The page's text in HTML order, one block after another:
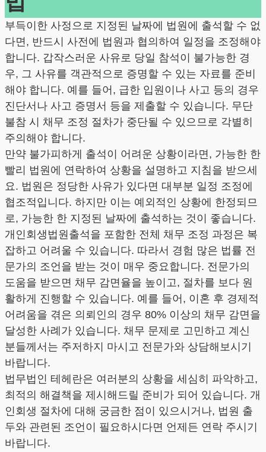
부득이한 사정으로 지정된 날짜에 법원에 출석할 수 없
다면, 반드시 사전에 법원과 협의하여 일정을 조정해야
합니다. 갑작스러운 사유로 당일 참석이 불가능한 경
우, 그 사유를 객관적으로 증명할 수 있는 자료를 준비
해야 합니다. 예를 들어, 급한 입원이나 사고 등의 경우
진단서나 사고 증명서 등을 제출할 수 있습니다. 무단
불참 시 채무 조정 절차가 중단될 수 있으므로 각별히
주의해야 합니다.
만약 불가피하게 출석이 어려운 상황이라면, 가능한 한
빨리 법원에 연락하여 상황을 설명하고 지침을 받으세
요. 법원은 정당한 사유가 있다면 대부분 일정 조정에
협조적입니다. 하지만 이는 예외적인 상황에 한정되므
로, 가능한 한 지정된 날짜에 출석하는 것이 좋습니다.
개인회생법원출석을 포함한 전체 채무 조정 과정은 복
잡하고 어려울 수 있습니다. 따라서 경험 많은 법률 전
문가의 조언을 받는 것이 매우 중요합니다. 전문가의
도움을 받으면 채무 감면율을 높이고, 절차를 보다 원
활하게 진행할 수 있습니다. 예를 들어, 이혼 후 경제적
어려움을 겪은 의뢰인의 경우 80% 이상의 채무 감면을
달성한 사례가 있습니다. 채무 문제로 고민하고 계신
분들께서는 주저하지 마시고 전문가와 상담해보시기
바랍니다.
법무법인 테헤란은 여러분의 상황을 세심히 파악하고,
최적의 해결책을 제시해드릴 준비가 되어 있습니다. 개
인회생 절차에 대해 궁금한 점이 있으시거나, 법원 출
두와 관련된 조언이 필요하시다면 언제든 연락 주시기
바랍니다.